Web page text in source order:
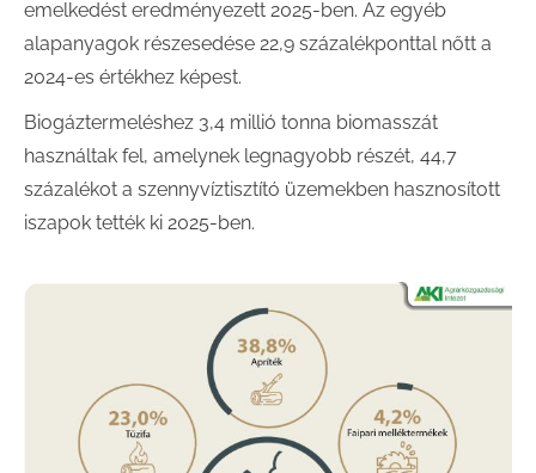
emelkedést eredményezett 2025-ben. Az egyéb
alapanyagok részesedése 22,9 százalékponttal nőtt a
2024-es értékhez képest.
Biogáztermeléshez 3,4 millió tonna biomasszát
használtak fel, amelynek legnagyobb részét, 44,7
százalékot a szennyvíztisztító üzemekben hasznosított
iszapok tették ki 2025-ben.